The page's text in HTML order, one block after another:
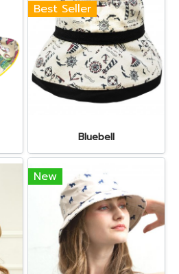
Best Seller
Bluebell
New